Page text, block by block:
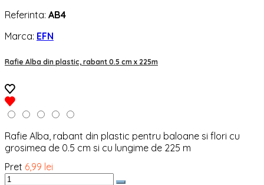
Referinta: AB4
Marca: EFN
Rafie Alba din plastic, rabant 0.5 cm x 225m
Rafie Alba, rabant din plastic pentru baloane si flori cu
grosimea de 0.5 cm si cu lungime de 225 m
Pret 6,99 lei